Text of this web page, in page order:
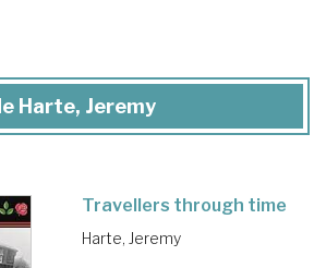
Harte, Jeremy
Travellers through time
Harte, Jeremy